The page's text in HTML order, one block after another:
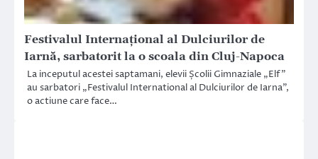
Festivalul Internațional al Dulciurilor de
Iarnă, sarbatorit la o scoala din Cluj-Napoca
La inceputul acestei saptamani, elevii Școlii Gimnaziale „Elf”
au sarbatori „Festivalul International al Dulciurilor de Iarna”,
o actiune care face…